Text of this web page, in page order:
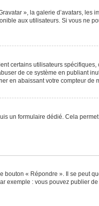
», la galerie d’avatars, les
aux utilisateurs. Si vous ne
certains utilisateurs spécifiques,
de ce système en publiant
en abaissant votre compteur de
un formulaire dédié. Cela permet
bouton « Répondre ». Il se peut
exemple : vous pouvez publier